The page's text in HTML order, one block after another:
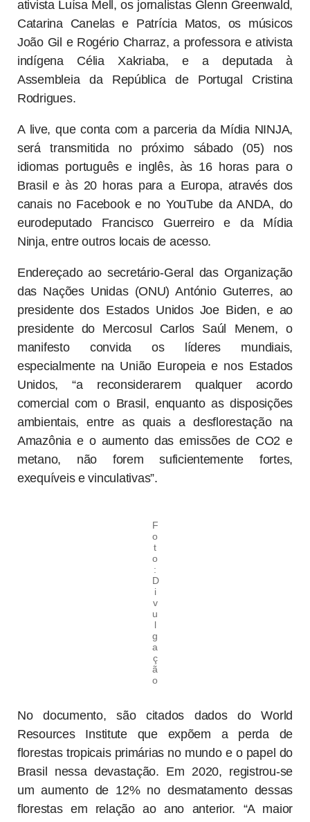
ativista Luísa Mell, os jornalistas Glenn Greenwald,
Catarina Canelas e Patrícia Matos, os músicos
João Gil e Rogério Charraz, a professora e ativista
indígena Célia Xakriaba, e a deputada à
Assembleia da República de Portugal Cristina
Rodrigues.
A live, que conta com a parceria da Mídia NINJA,
será transmitida no próximo sábado (05) nos
idiomas português e inglês, às 16 horas para o
Brasil e às 20 horas para a Europa, através dos
canais no Facebook e no YouTube da ANDA, do
eurodeputado Francisco Guerreiro e da Mídia
Ninja, entre outros locais de acesso.
Endereçado ao secretário-Geral das Organização
das Nações Unidas (ONU) António Guterres, ao
presidente dos Estados Unidos Joe Biden, e ao
presidente do Mercosul Carlos Saúl Menem, o
manifesto convida os líderes mundiais,
especialmente na União Europeia e nos Estados
Unidos, “a reconsiderarem qualquer acordo
comercial com o Brasil, enquanto as disposições
ambientais, entre as quais a desflorestação na
Amazônia e o aumento das emissões de CO2 e
metano, não forem suficientemente fortes,
exequíveis e vinculativas”.
F
o
t
o
:
D
i
v
u
l
g
a
ç
ã
o
No documento, são citados dados do World
Resources Institute que expõem a perda de
florestas tropicais primárias no mundo e o papel do
Brasil nessa devastação. Em 2020, registrou-se
um aumento de 12% no desmatamento dessas
florestas em relação ao ano anterior. “A maior